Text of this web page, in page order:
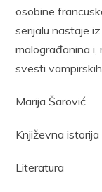
osobine
serijalu nastaje
malograđanina i,
svesti vampirskih
Marija Šarović
Književna istorija
Literatura